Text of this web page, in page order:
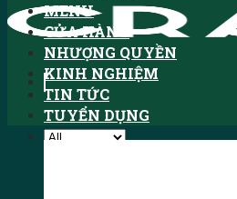
MENU
CỬA HÀNG
NHƯỢNG QUYỀN
KINH NGHIỆM
TIN TỨC
TUYỂN DỤNG